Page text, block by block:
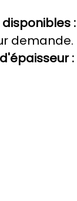
disponibles :
demande.
: